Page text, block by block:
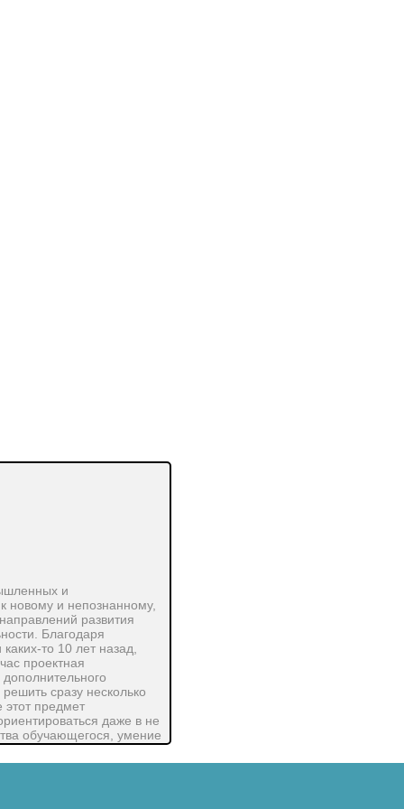
и
новому и непознанному,
развития
Благодаря
то 10 лет назад,
проектная
сразу несколько
предмет
даже в не
обучающегося, умение
иное, как игра. В
их решения. Именно
Проектный